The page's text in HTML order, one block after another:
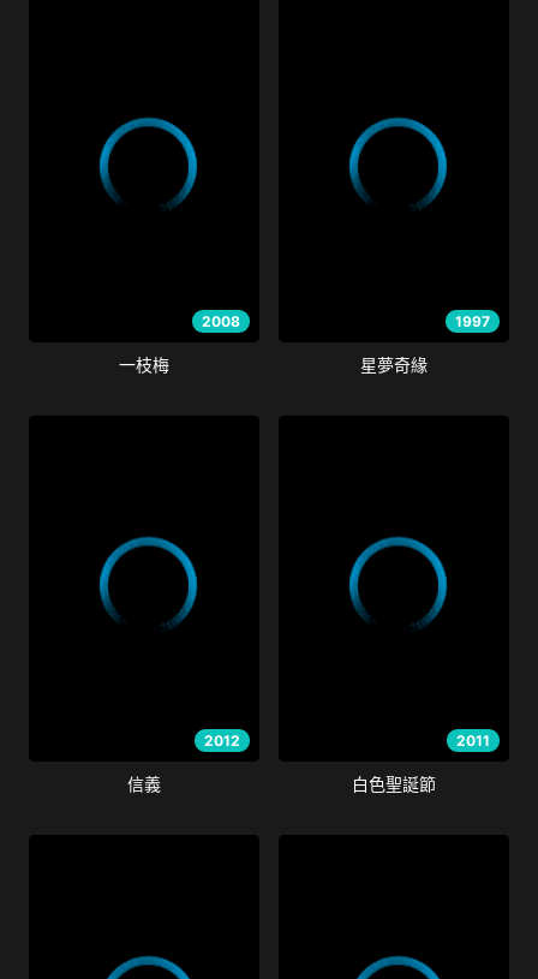
2008
一枝梅
1997
星夢奇緣
2012
信義
2011
白色聖誕節